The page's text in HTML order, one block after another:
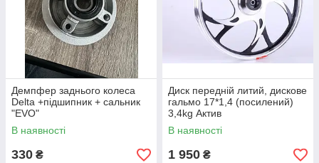
Демпфер заднього колеса
Delta +підшипник + сальник
"EVO"
В наявності
330 ₴
Диск передній литий, дискове
гальмо 17*1,4 (посилений)
3,4kg Актив
В наявності
1 950 ₴